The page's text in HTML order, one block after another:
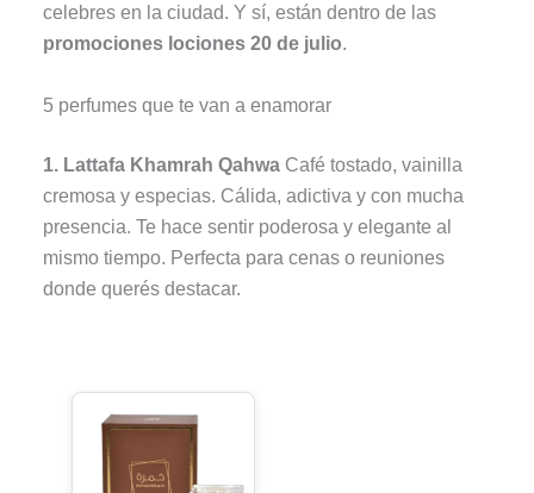
celebres en la ciudad. Y sí, están dentro de las
promociones lociones 20 de julio.
5 perfumes que te van a enamorar
1. Lattafa Khamrah Qahwa Café tostado, vainilla
cremosa y especias. Cálida, adictiva y con mucha
presencia. Te hace sentir poderosa y elegante al
mismo tiempo. Perfecta para cenas o reuniones
donde querés destacar.